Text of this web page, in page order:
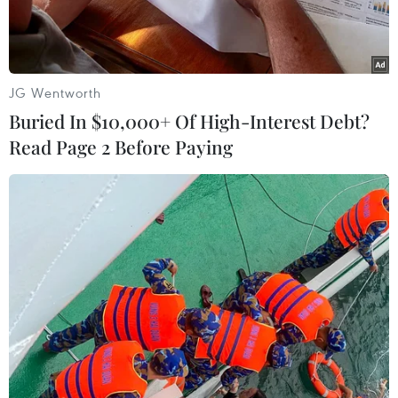
Một góc rừng nhiệt đới tại Cộng hòa Dân chủ Congo. (Nguồn:
DeAgostini/Getty Images)
Các nỗ lực soạn thảo một thỏa thuận toàn cầu
đầy tham vọng nhằm ngăn chặn sự mất đa dạng
sinh thái đã đạt một tiến bộ nhỏ trong các cuộc
JG Wentworth
Buried In $10,000+ Of High-Interest Debt?
Read Page 2 Before Paying